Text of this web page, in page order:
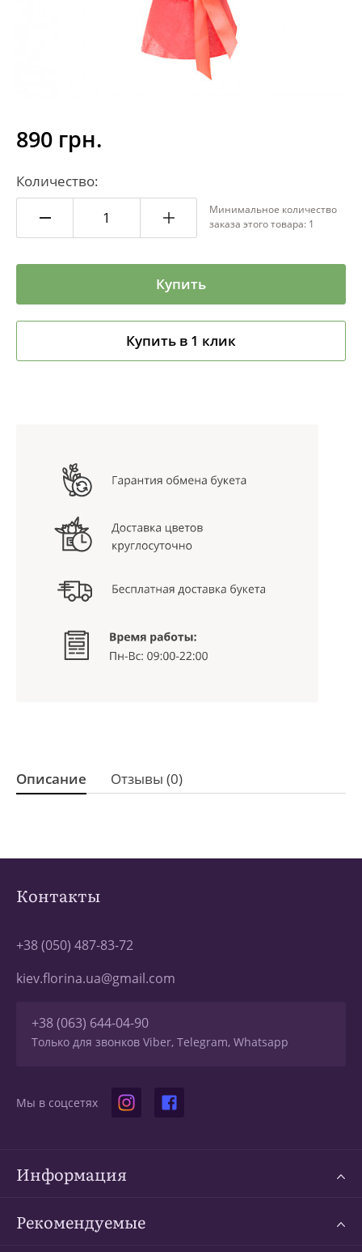
890 грн.
Количество:
Минимальное количество
заказа этого товара: 1
Купить
Купить в 1 клик
Описание Отзывы (0)
Контакты
+38 (050) 487-83-72
kiev.florina.ua@gmail.com
+38 (063) 644-04-90
Только для звонков Viber, Telegram, Whatsapp
Мы в соцсетях
Информация
Рекомендуемые